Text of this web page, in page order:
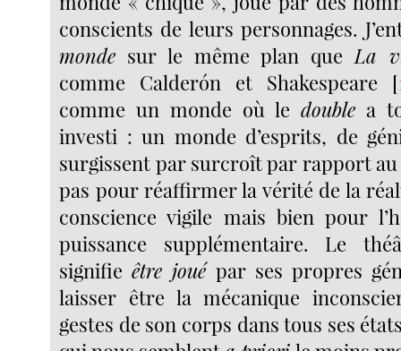
conscients de leurs personnages.
monde sur le même plan queLa
comme Calderón et Shakespeare [
comme un monde où ledouble a
investi : un monde d’esprits, de
surgissent par surcroît par rapport
pas pour réaffirmer la vérité de la
conscience vigile mais bien pour
puissance supplémentaire. Le
signifieêtre jouépar ses propres
laisser être la mécanique
gestes de son corps dans tous ses